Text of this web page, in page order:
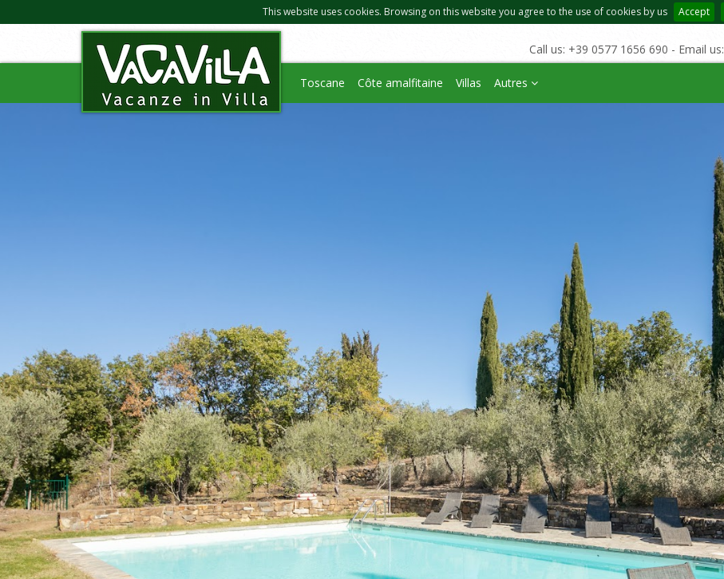
This website uses cookies. Browsing on this website you agree to the use of cookies by us Accept
Call us: +39 0577 1656 690 - Email us:
Toscane Côte amalfitaine Villas Autres